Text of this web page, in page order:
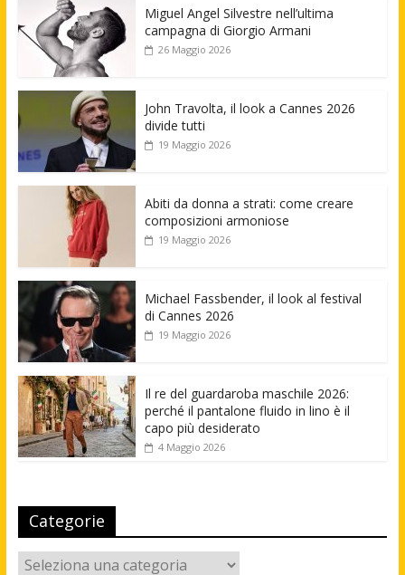
Miguel Angel Silvestre nell’ultima
campagna di Giorgio Armani
26 Maggio 2026
John Travolta, il look a Cannes 2026
divide tutti
19 Maggio 2026
Abiti da donna a strati: come creare
composizioni armoniose
19 Maggio 2026
Michael Fassbender, il look al festival
di Cannes 2026
19 Maggio 2026
Il re del guardaroba maschile 2026:
perché il pantalone fluido in lino è il
capo più desiderato
4 Maggio 2026
Categorie
Categorie